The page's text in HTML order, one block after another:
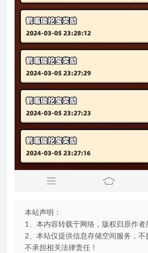
本站声明：
1、本内容转载于网络，版权归原作者
2、本站仅提供信息存储空间服务，不
不承担相关法律责任！